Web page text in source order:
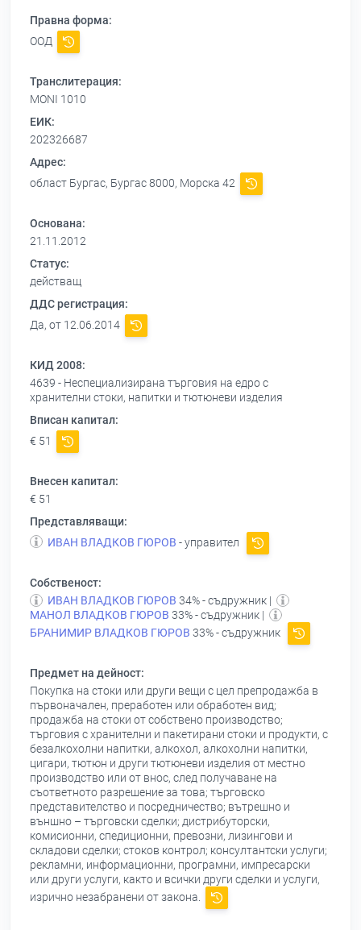
Правна форма:
ООД
Транслитерация:
MONI 1010
ЕИК:
202326687
Адрес:
област Бургас, Бургас 8000, Морска 42
Основана:
21.11.2012
Статус:
действащ
ДДС регистрация:
Да, от 12.06.2014
КИД 2008:
4639 - Неспециализирана търговия на едро с
хранителни стоки, напитки и тютюневи изделия
Вписан капитал:
€ 51
Внесен капитал:
€ 51
Представляващи:
ИВАН ВЛАДКОВ ГЮРОВ - управител
Собственост:
ИВАН ВЛАДКОВ ГЮРОВ 34% - съдружник |
МАНОЛ ВЛАДКОВ ГЮРОВ 33% - съдружник |
БРАНИМИР ВЛАДКОВ ГЮРОВ 33% - съдружник
Предмет на дейност:
Покупка на стоки или други вещи с цел препродажба в
първоначален, преработен или обработен вид;
продажба на стоки от собствено производство;
търговия с хранителни и пакетирани стоки и продукти, с
безалкохолни напитки, алкохол, алкохолни напитки,
цигари, тютюн и други тютюневи изделия от местно
производство или от внос, след получаване на
съответното разрешение за това; търговско
представителство и посредничество; вътрешно и
външно – търговски сделки; дистрибуторски,
комисионни, спедиционни, превозни, лизингови и
складови сделки; стоков контрол; консултантски услуги;
рекламни, информационни, програмни, импресарски
или други услуги, както и всички други сделки и услуги,
изрично незабранени от закона.